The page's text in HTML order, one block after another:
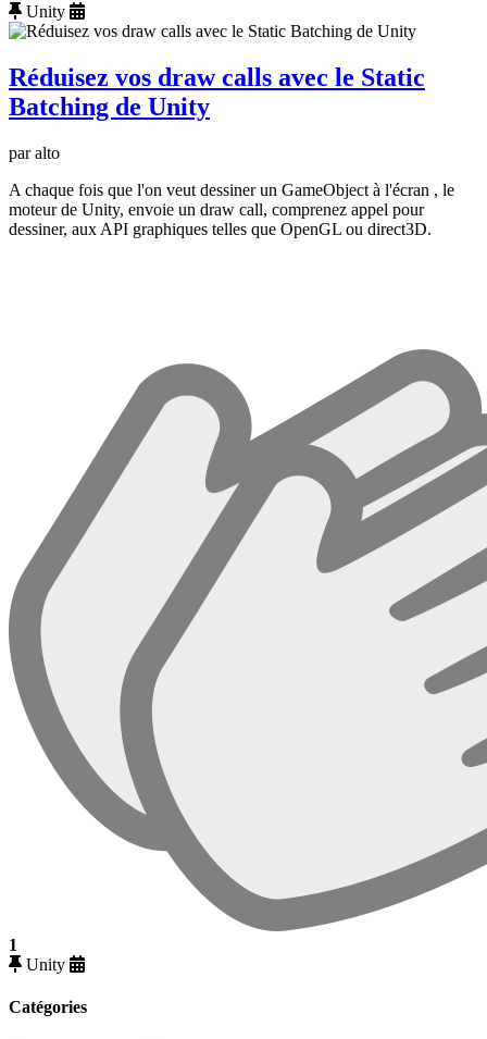
Unity
Réduisez vos draw calls avec le Static
Batching de Unity
par alto
A chaque fois que l'on veut dessiner un GameObject à l'écran , le
moteur de Unity, envoie un draw call, comprenez appel pour
dessiner, aux API graphiques telles que OpenGL ou direct3D.
1
Unity
Catégories